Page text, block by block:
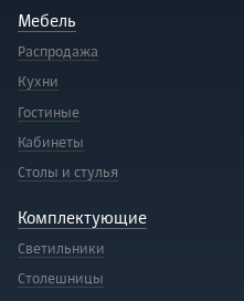
Мебель
Распродажа
Кухни
Гостиные
Кабинеты
Столы и стулья
Комплектующие
Светильники
Столешницы